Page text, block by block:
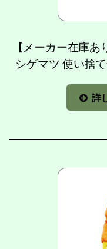
【メーカー在庫
シゲマツ 使い捨
詳